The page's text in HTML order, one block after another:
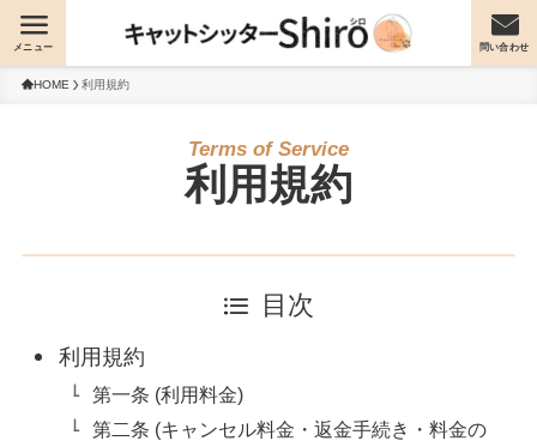
問い合わせ
メニュー
HOME 利用規約
利用規約
目次
利用規約
第一条 (利用料金)
第二条 (キャンセル料金・返金手続き・料金の